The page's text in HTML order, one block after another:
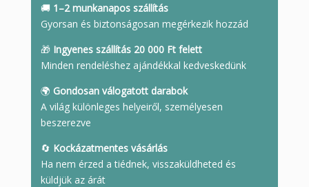
mennyiség
🚚 1–2 munkanapos szállítás
Gyorsan és biztonságosan megérkezik hozzád
🎁 Ingyenes szállítás 20 000 Ft felett
Minden rendeléshez ajándékkal kedveskedünk
🌍 Gondosan válogatott darabok
A világ különleges helyeiről, személyesen
beszerezve
🔄 Kockázatmentes vásárlás
Ha nem érzed a tiédnek, visszaküldheted és
küldjük az árát